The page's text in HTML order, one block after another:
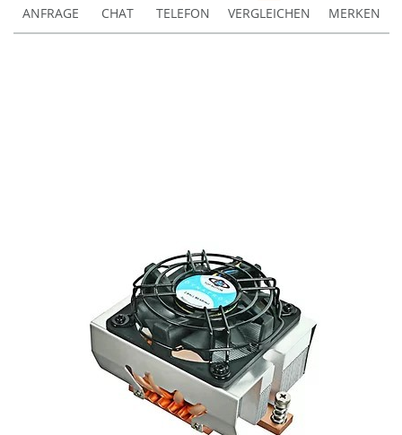
ANFRAGE CHAT TELEFON VERGLEICHEN MERKEN